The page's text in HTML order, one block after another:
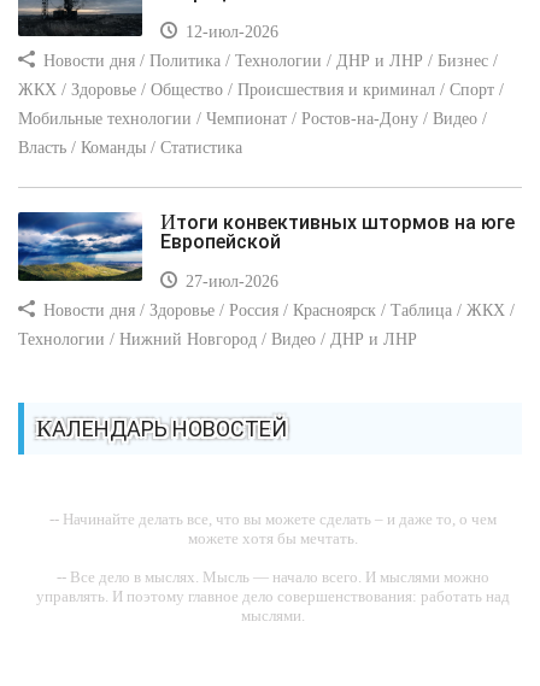
12-июл-2026
Новости дня / Политика / Технологии / ДНР и ЛНР / Бизнес /
ЖКХ / Здоровье / Общество / Происшествия и криминал / Спорт /
Мобильные технологии / Чемпионат / Ростов-на-Дону / Видео /
Власть / Команды / Статистика
Итоги конвективных штормов на юге
Европейской
27-июл-2026
Новости дня / Здоровье / Россия / Красноярск / Таблица / ЖКХ /
Технологии / Нижний Новгород / Видео / ДНР и ЛНР
КАЛЕНДАРЬ НОВОСТЕЙ
-- Начинайте делать все, что вы можете сделать – и даже то, о чем
можете хотя бы мечтать.
-- Все дело в мыслях. Мысль — начало всего. И мыслями можно
управлять. И поэтому главное дело совершенствования: работать над
мыслями.